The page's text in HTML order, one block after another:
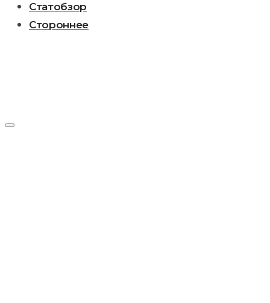
Статобзор
Стороннее